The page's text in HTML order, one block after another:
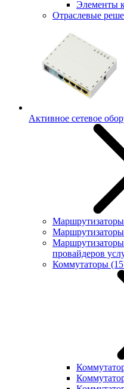
Элементы
Отраслевые
Активное сетевое
Маршрутизаторы
провайдеров
Коммутаторы